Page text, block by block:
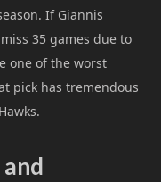
If Giannis
35 games due to
one of the worst
pick has tremendous